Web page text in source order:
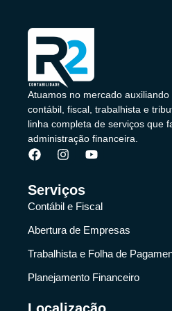
Atuamos no mercado
contábil, fiscal, trabalhista e
linha completa de serviços que
administração financeira.
Serviços
Contábil e Fiscal
Abertura de Empresas
Trabalhista e Folha de
Planejamento Financeiro